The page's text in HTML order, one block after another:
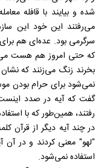
شده و بيايند با قافله
می‌رفتند اين خود اين
سرگرمی بود. عده‌ای هم
كه حتی امروز هم هست
بخرند زنگ می‌زنند كه نشان
نمی‌شود برای حرام بودن
گفت كه آيه در صدد اينست
رفتند، همين‌طور كه با
در چند آيه ديگر از قرآن
"لهو" معنی كردند و در آن
استفاده نمی‌شود.